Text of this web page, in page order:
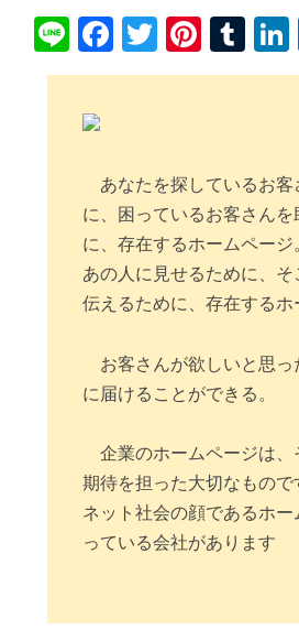
Li
ne
Fa
ce
T
wi
Pi
nt
t
T
u
r
あなたを探しているお客
に、困っているお客さんを
に、存在するホームページ
あの人に見せるために、そ
伝えるために、存在するホ
お客さんが欲しいと思っ
に届けることができる。
企業のホームページは、
期待を担った大切なもので
ネット社会の顔であるホ
っている会社があります